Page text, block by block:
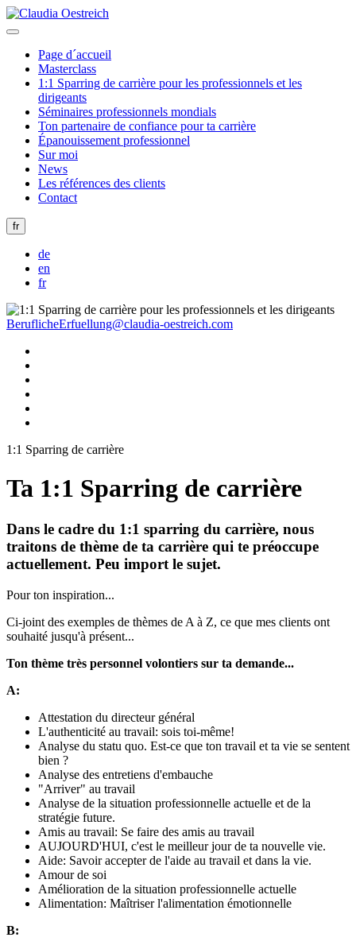
Page d´accueil
Masterclass
1:1 Sparring de carrière pour les professionnels et les
dirigeants
Séminaires professionnels mondials
Ton partenaire de confiance pour ta carrière
Épanouissement professionnel
Sur moi
News
Les références des clients
Contact
fr
de
en
fr
BeruflicheErfuellung@claudia-oestreich.com
1:1 Sparring de carrière
Ta 1:1 Sparring de carrière
Dans le cadre du 1:1 sparring du carrière, nous
traitons de thème de ta carrière qui te préoccupe
actuellement. Peu import le sujet.
Pour ton inspiration...
Ci-joint des exemples de thèmes de A à Z, ce que mes clients ont
souhaité jusqu'à présent...
Ton thème très personnel volontiers sur ta demande...
A:
Attestation du directeur général
L'authenticité au travail: sois toi-même!
Analyse du statu quo. Est-ce que ton travail et ta vie se sentent
bien ?
Analyse des entretiens d'embauche
"Arriver" au travail
Analyse de la situation professionnelle actuelle et de la
stratégie future.
Amis au travail: Se faire des amis au travail
AUJOURD'HUI, c'est le meilleur jour de ta nouvelle vie.
Aide: Savoir accepter de l'aide au travail et dans la vie.
Amour de soi
Amélioration de la situation professionnelle actuelle
Alimentation: Maîtriser l'alimentation émotionnelle
B: